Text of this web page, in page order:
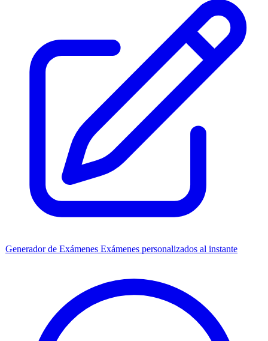
Generador de Exámenes Exámenes personalizados al instante